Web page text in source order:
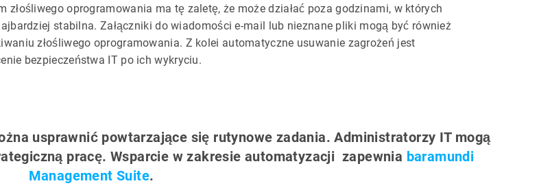
złośliwego oprogramowania ma tę zaletę, że może działać poza godzinami, w których
stabilna. Załączniki do wiadomości e-mail lub nieznane pliki mogą być również
złośliwego oprogramowania. Z kolei automatyczne usuwanie zagrożeń jest
bezpieczeństwa IT po ich wykryciu.
usprawnić powtarzające się rutynowe zadania. Administratorzy IT mogą
pracę. Wsparcie w zakresie automatyzacji zapewnia baramundi
Management Suite.